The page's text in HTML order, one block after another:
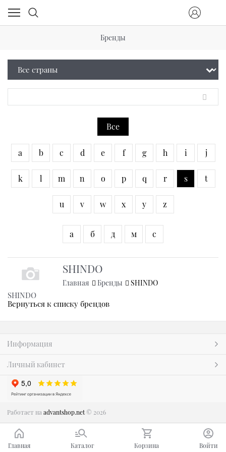
Бренды
Все
a b c d e f g h i j
k l m n o p q r s t
u v w x y z
а б д м с
SHINDO
Главная Бренды SHINDO
SHINDO
Вернуться к списку брендов
Информация
Личный кабинет
Работает на advantshop.net© 2026
Главная Каталог Корзина Войти